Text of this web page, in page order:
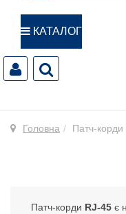
КАТАЛОГ
Головна Патч-корди
Патч-корди RJ-45 є